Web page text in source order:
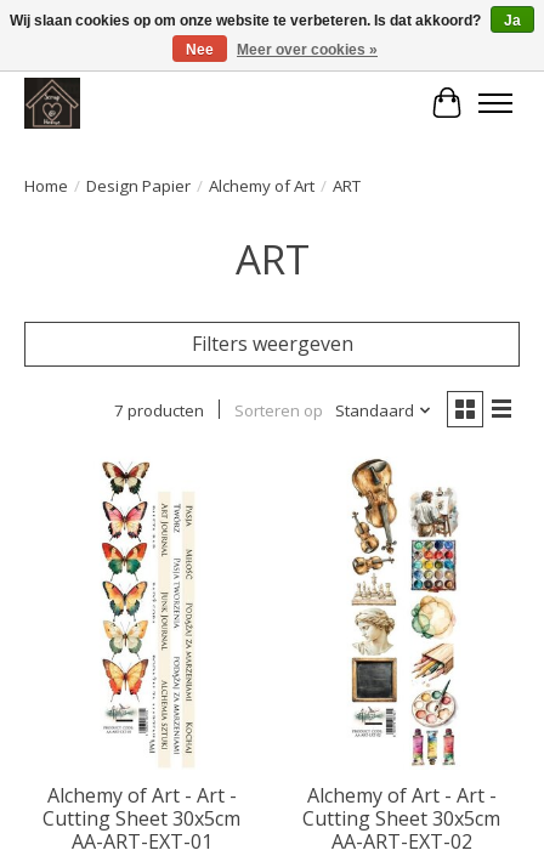
Large selection of products and fast shipping!
Home / Design Papier / Alchemy of Art / ART
ART
Filters weergeven
7 producten Sorteren op Standaard
Alchemy of Art - Art -
Cutting Sheet 30x5cm
AA-ART-EXT-01
Alchemy of Art - Art -
Cutting Sheet 30x5cm
AA-ART-EXT-02
Wij slaan cookies op om onze website te verbeteren. Is dat akkoord?
Ja
Nee
Meer over cookies »